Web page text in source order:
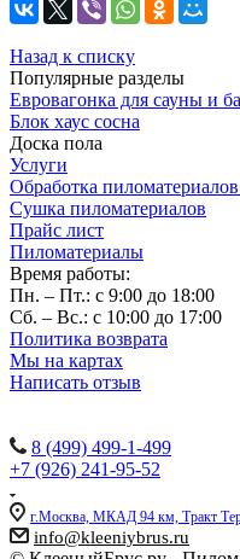
Назад к списку
Популярные разделы
Евровагонка для сауны и
Блок хаус сосна
Доска пола
Услуги
Обработка
Сушка пиломатериалов
Прайс лист
Пиломатериалы
Время работы:
Пн. – Пт.: с 9:00 до 18:00
Сб. – Вс.: с 10:00 до 17:00
Политика возврата
Мы на картах
Написать отзыв
8 (499) 499-1-499
+7 (926) 241-95-52
г.Москва, МКАД 94 км, Тракт
info@kleeniybrus.ru